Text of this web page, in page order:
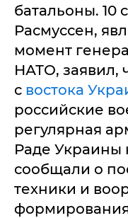
батальоны. 10
Расмуссен,
момент
НАТО, заявил,
с востока
российские
регулярная
Раде Украины
сообщали о
техники и